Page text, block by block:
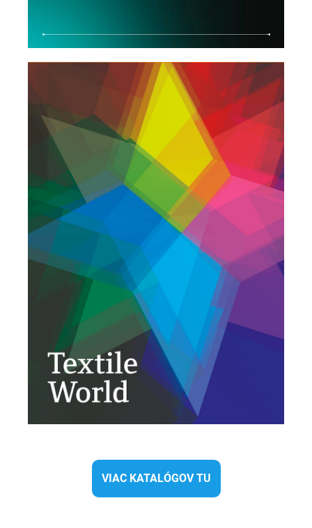
VIAC KATALÓGOV TU